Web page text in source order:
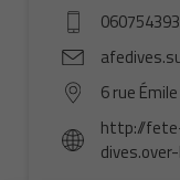
6 rue
http://